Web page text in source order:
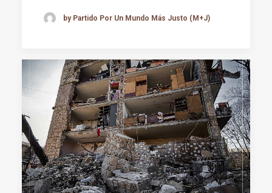
by Partido Por Un Mundo Más Justo (M+J)